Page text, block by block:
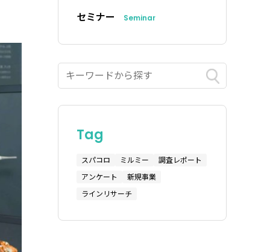
セミナー Seminar
Tag
スパコロ ミルミー
調査レポート
アンケート
新規事業
ラインリサーチ